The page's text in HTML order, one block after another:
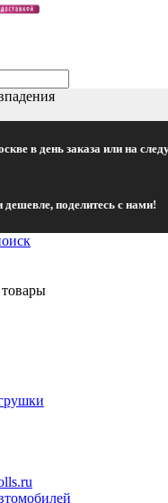
в день заказа или на
поделитесь с нами!